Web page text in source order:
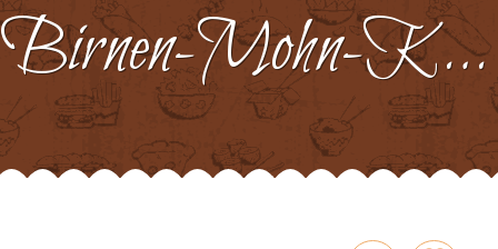
Birnen-Mohn-Käsekuchen 2